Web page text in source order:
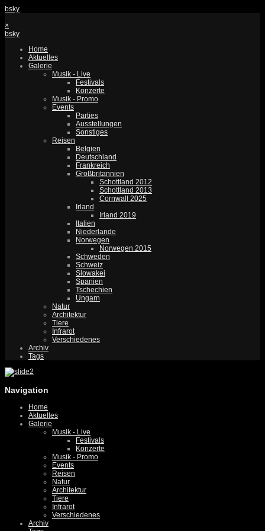
bsky
×
bsky
Home
Aktuelles
Galerie
Musik - Live
Festivals
Konzerte
Musik - Promo
Events
Parties
Ausstellungen
Sonstiges
Reisen
Belgien
Deutschland
Frankreich
Großbritannien
Schottland 2012
Schottland 2013
Cornwall 2025
Irland
Irland 2019
Italien
Niederlande
Norwegen
Norwegen 2015
Schweden
Schweiz
Slowakei
Spanien
Tschechien
Ungarn
Natur
Architektur
Tiere
Infrarot
Verschiedenes
Archiv
Tags
Navigation
Home
Aktuelles
Galerie
Musik - Live
Festivals
Konzerte
Musik - Promo
Events
Reisen
Natur
Architektur
Tiere
Infrarot
Verschiedenes
Archiv